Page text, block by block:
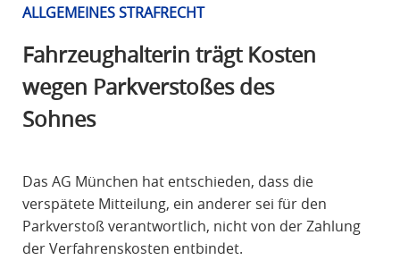
ALLGEMEINES STRAFRECHT
Fahrzeughalterin trägt Kosten
wegen Parkverstoßes des
Sohnes
Das AG München hat entschieden, dass die
verspätete Mitteilung, ein anderer sei für den
Parkverstoß verantwortlich, nicht von der Zahlung
der Verfahrenskosten entbindet.